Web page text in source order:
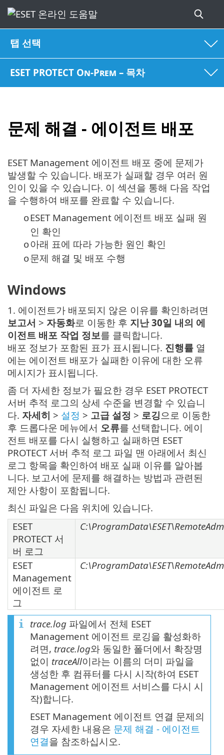
탭 선택
ESET PROTECT On-Prem – 목차
문제 해결 - 에이전트 배포
ESET Management 에이전트 배포 중에 문제가
발생할 수 있습니다. 배포가 실패할 경우 여러 원
인이 있을 수 있습니다. 이 섹션을 통해 다음 작업
을 수행하여 배포를 완료할 수 있습니다.
oESET Management 에이전트 배포 실패 원
인 확인
o아래 표에 따라 가능한 원인 확인
o문제 해결 및 배포 수행
Windows
1. 에이전트가 배포되지 않은 이유를 확인하려면
보고서 > 자동화로 이동한 후 지난 30일 내의 에
이전트 배포 작업 정보를 클릭합니다.
배포 정보가 포함된 표가 표시됩니다. 진행률 열
에는 에이전트 배포가 실패한 이유에 대한 오류
메시지가 표시됩니다.
좀 더 자세한 정보가 필요한 경우 ESET PROTECT
서버 추적 로그의 상세 수준을 변경할 수 있습니
다. 자세히 > 설정 > 고급 설정 > 로깅으로 이동한
후 드롭다운 메뉴에서 오류를 선택합니다. 에이
전트 배포를 다시 실행하고 실패하면 ESET
PROTECT 서버 추적 로그 파일 맨 아래에서 최신
로그 항목을 확인하여 배포 실패 이유를 알아봅
니다. 보고서에 문제를 해결하는 방법과 관련된
제안 사항이 포함됩니다.
최신 파일은 다음 위치에 있습니다.
ESET
PROTECT 서
버 로그
ESET
Management
에이전트 로
그
trace.log 파일에서 전체 ESET
Management 에이전트 로깅을 활성화하
려면, trace.log와 동일한 폴더에서 확장명
없이 traceAll이라는 이름의 더미 파일을
생성한 후 컴퓨터를 다시 시작(하여 ESET
Management 에이전트 서비스를 다시 시
작)합니다.
ESET Management 에이전트 연결 문제의
경우 자세한 내용은 문제 해결 - 에이전트
연결을 참조하십시오.